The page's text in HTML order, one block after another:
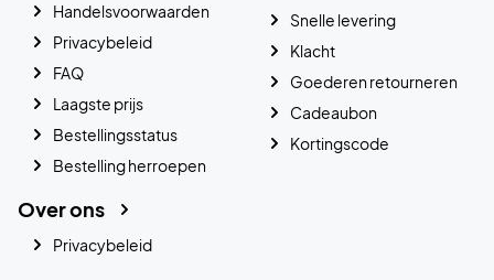
Handelsvoorwaarden
Privacybeleid
FAQ
Laagste prijs
Bestellingsstatus
Bestelling herroepen
Snelle levering
Klacht
Goederen retourneren
Cadeaubon
Kortingscode
Over ons
Privacybeleid